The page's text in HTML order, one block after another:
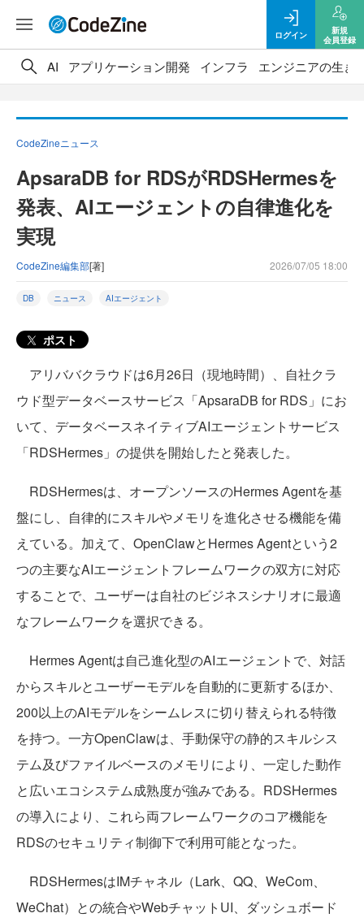
ログイン
新規
会員登録
AI アプリケーション開発 インフラ エンジニアの生き
CodeZineニュース
ApsaraDB for RDSがRDSHermesを
発表、AIエージェントの自律進化を
実現
CodeZine編集部[著] 2026/07/05 18:00
DB ニュース AIエージェント
ポスト
アリババクラウドは6月26日（現地時間）、自社クラ
ウド型データベースサービス「ApsaraDB for RDS」にお
いて、データベースネイティブAIエージェントサービス
「RDSHermes」の提供を開始したと発表した。
RDSHermesは、オープンソースのHermes Agentを基
盤にし、自律的にスキルやメモリを進化させる機能を備
えている。加えて、OpenClawとHermes Agentという2
つの主要なAIエージェントフレームワークの双方に対応
することで、ユーザーは自社のビジネスシナリオに最適
なフレームワークを選択できる。
Hermes Agentは自己進化型のAIエージェントで、対話
からスキルとユーザーモデルを自動的に更新するほか、
200以上のAIモデルをシームレスに切り替えられる特徴
を持つ。一方OpenClawは、手動保守の静的スキルシス
テム及びファイルベースのメモリにより、一定した動作
と広いエコシステム成熟度が強みである。RDSHermes
の導入により、これら両フレームワークのコア機能を
RDSのセキュリティ制御下で利用可能となった。
RDSHermesはIMチャネル（Lark、QQ、WeCom、
WeChat）との統合やWebチャットUI、ダッシュボード